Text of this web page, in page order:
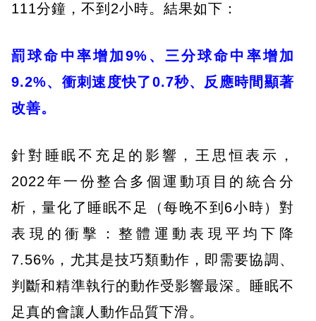
111分鐘，不到2小時。結果如下：
罰球命中率增加9%、三分球命中率增加
9.2%、衝刺速度快了0.7秒、反應時間顯著
改善。
針對睡眠不充足的影響，王思恒表示，
2022年一份整合多個運動項目的統合分
析，量化了睡眠不足（每晚不到6小時）對
表現的衝擊：整體運動表現平均下降
7.56%，尤其是技巧類動作，即需要協調、
判斷和精準執行的動作受影響最深。睡眠不
足真的會讓人動作品質下滑。